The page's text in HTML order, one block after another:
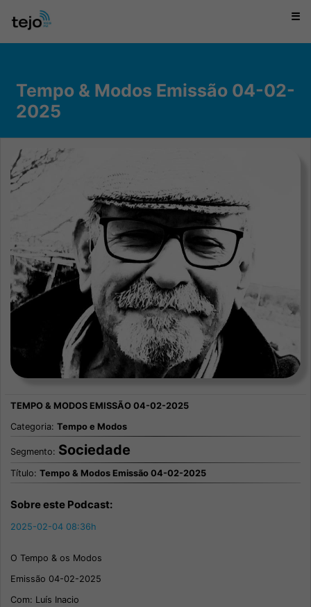
☰
Tempo & Modos Emissão 04-02-
2025
Categoria: Tempo e Modos
Segmento: Sociedade
Título: Tempo & Modos Emissão 04-02-2025
Sobre este Podcast:
2025-02-04 08:36h
O Tempo & os Modos
Emissão 04-02-2025
Com: Luís Inacio